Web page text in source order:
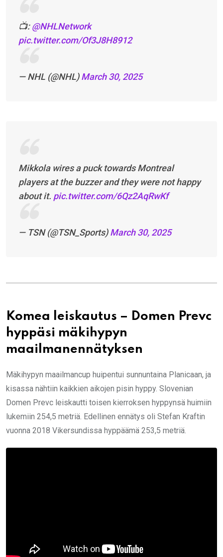
📺:@NHLNetwork
pic.twitter.com/Of3J8H8912
— NHL (@NHL)March 30, 2025
Mikkola wires a puck towards Montreal
players at the buzzer and they were not happy
about it. pic.twitter.com/6Qz2AqRwKf
— TSN (@TSN_Sports)March 30, 2025
Komea leiskautus – Domen Prevc
hyppäsi mäkihypyn
maailmanennätyksen
Mäkihypyn maailmancup huipentui sunnuntaina Planicaan, ja
kisassa nähtiin kaikkien aikojen pisin hyppy. Slovenian
Domen Prevc leiskautti toisen kierroksen hyppynsä huimiin
lukemiin 254,5 metriä. Edellinen ennätys oli Stefan Kraftin
vuonna 2018 Vikersundissa hyppäämä 253,5 metriä.